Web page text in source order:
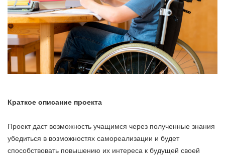
Краткое описание проекта
Проект даст возможность учащимся через полученные знания
убедиться в возможностях самореализации и будет
способствовать повышению их интереса к будущей своей